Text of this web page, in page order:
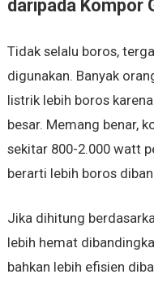
daripada Kompor
Tidak selalu boros,
digunakan. Banyak
listrik lebih boros
besar. Memang benar,
sekitar 800-2.000 watt
berarti lebih boros
Jika dihitung
lebih hemat
bahkan lebih efisien